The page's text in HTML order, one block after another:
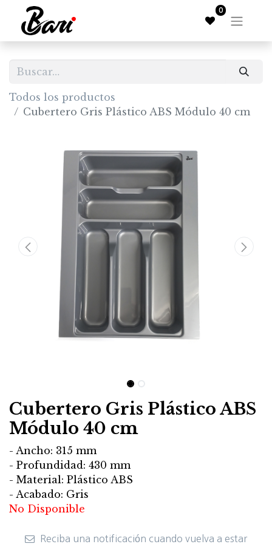
0
Todos los productos
Cubertero Gris Plástico ABS Módulo 40 cm
Cubertero Gris Plástico ABS
Módulo 40 cm
- Ancho: 315 mm
- Profundidad: 430 mm
- Material: Plástico ABS
- Acabado: Gris
No Disponible
Reciba una notificación cuando vuelva a estar